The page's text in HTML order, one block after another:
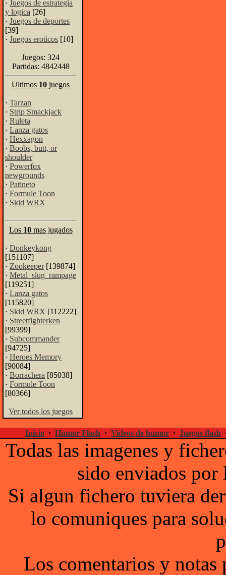
· Juegos de estrategia
y logica [26]
· Juegos de deportes
[39]
· Juegos eroticos [10]
Juegos: 324
Partidas: 4842448
Ultimos 10 juegos
· Tarzan
· Strip Smackjack
· Ruleta
· Lanza gatos
· Hexxagon
· Boobs, butt, or
shoulder
· Powerfox
newgrounds
· Patineto
· Formule Toon
· Skid WRX
Los 10mas jugados
· Donkeykong
[151107]
· Zookeeper[139874]
· Metal_slug_rampage
[119251]
· Lanza gatos
[115820]
· Skid WRX [112222]
· Streetfighterken
[99399]
· Subcommander
[94725]
· Heroes Memory
[90084]
· Borrachera [85038]
· Formule Toon
[80366]
Ver todos los juegos
Inicio · Humor Flash · Videos de humor · Juegos flash
Todas las imagenes y
sido enviados por
Si algun fichero tuviera
lo comuniques para
Los comentarios y notas